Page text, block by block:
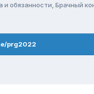
обязанности, Брачный
prg2022